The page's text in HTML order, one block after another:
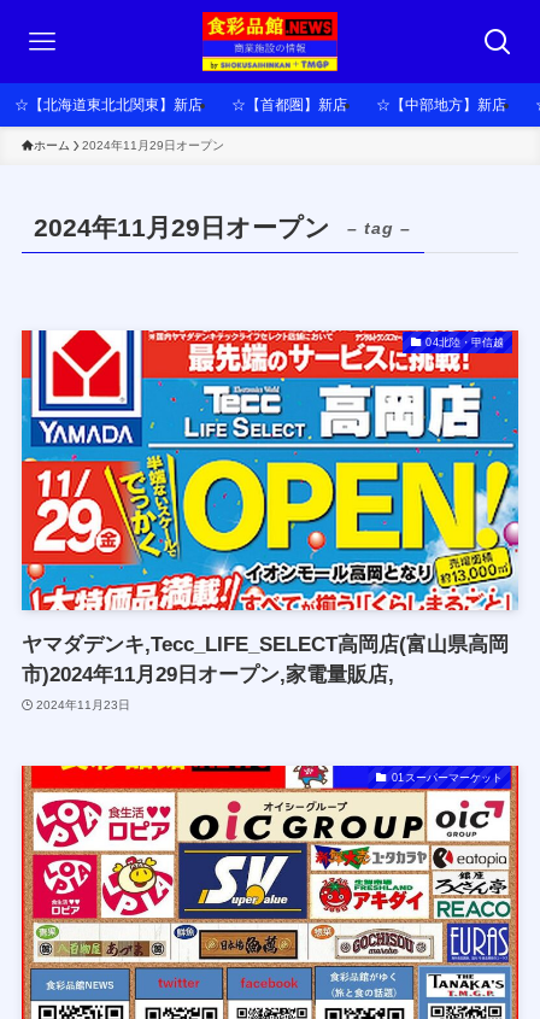
☆【北海道東北北関東】新店 ☆【首都圏】新店 ☆【中部地方】新店
ホーム 2024年11月29日オープン
2024年11月29日オープン – tag –
04北陸・甲信越
ヤマダデンキ,Tecc_LIFE_SELECT高岡店(富山県高岡
市)2024年11月29日オープン,家電量販店,
2024年11月23日
01スーパーマーケット